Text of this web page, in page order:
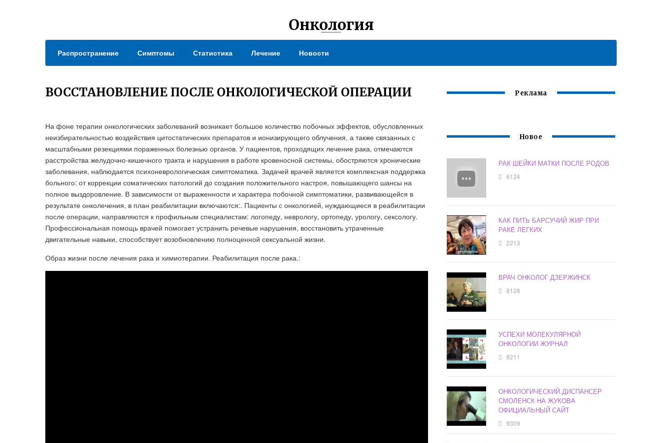
Онкология
Распространение Симптомы Статистика Лечение Новости
ВОССТАНОВЛЕНИЕ ПОСЛЕ ОНКОЛОГИЧЕСКОЙ ОПЕРАЦИИ
На фоне терапии онкологических заболеваний возникает большое количество побочных эффектов, обусловленных
неизбирательностью воздействия цитостатических препаратов и ионизирующего облучения, а также связанных с
масштабными резекциями пораженных болезнью органов. У пациентов, проходящих лечение рака, отмечаются
расстройства желудочно-кишечного тракта и нарушения в работе кровеносной системы, обостряются хронические
заболевания, наблюдается психоневрологическая симптоматика. Задачей врачей является комплексная поддержка
больного: от коррекции соматических патологий до создания положительного настроя, повышающего шансы на
полное выздоровление. В зависимости от выраженности и характера побочной симптоматики, развивающейся в
результате онколечения, в план реабилитации включаются:. Пациенты с онкологией, нуждающиеся в реабилитации
после операции, направляются к профильным специалистам: логопеду, неврологу, ортопеду, урологу, сексологу.
Профессиональная помощь врачей помогает устранить речевые нарушения, восстановить утраченные
двигательные навыки, способствует возобновлению полноценной сексуальной жизни.
Образ жизни после лечения рака и химиотерапии. Реабилитация после рака.:
Реклама
Новое
РАК ШЕЙКИ МАТКИ ПОСЛЕ РОДОВ
6124
КАК ПИТЬ БАРСУЧИЙ ЖИР ПРИ
РАКЕ ЛЕГКИХ
2213
ВРАЧ ОНКОЛОГ ДЗЕРЖИНСК
8128
УСПЕХИ МОЛЕКУЛЯРНОЙ
ОНКОЛОГИИ ЖУРНАЛ
8211
ОНКОЛОГИЧЕСКИЙ ДИСПАНСЕР
СМОЛЕНСК НА ЖУКОВА
ОФИЦИАЛЬНЫЙ САЙТ
9309